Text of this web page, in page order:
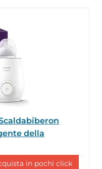
della
in pochi click